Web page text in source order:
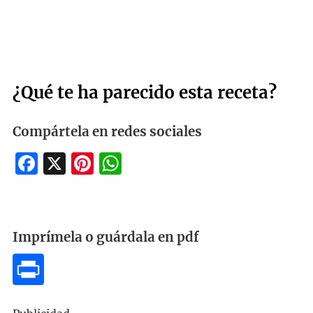
¿Qué te ha parecido esta receta?
Compártela en redes sociales
Facebook
X Pinterest
WhatsApp
Imprímela o guárdala en pdf